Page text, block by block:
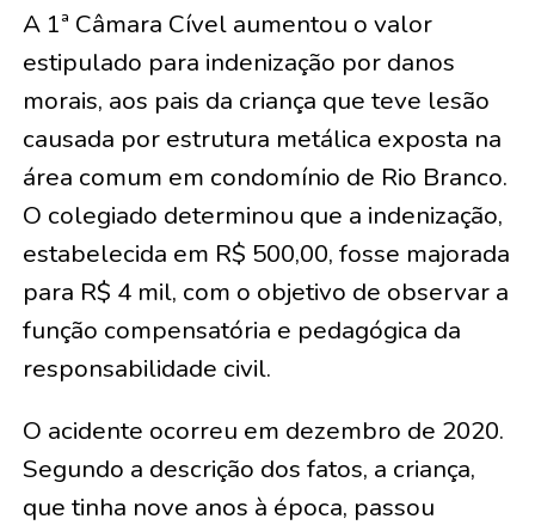
A 1ª Câmara Cível aumentou o valor
estipulado para indenização por danos
morais, aos pais da criança que teve lesão
causada por estrutura metálica exposta na
área comum em condomínio de Rio Branco.
O colegiado determinou que a indenização,
estabelecida em R$ 500,00, fosse majorada
para R$ 4 mil, com o objetivo de observar a
função compensatória e pedagógica da
responsabilidade civil.
O acidente ocorreu em dezembro de 2020.
Segundo a descrição dos fatos, a criança,
que tinha nove anos à época, passou